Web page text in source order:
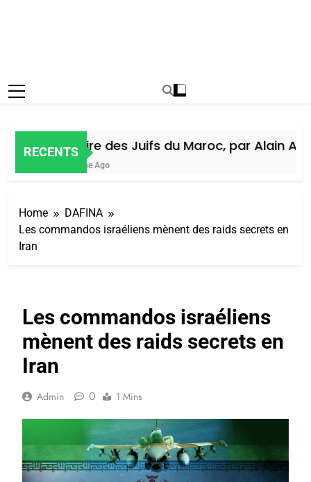
RECENTS
Histoire des Juifs du Maroc, par Alain
1 Semaine Ago
Home
DAFINA
Les commandos israéliens mènent des raids secrets en
Iran
Les commandos israéliens
mènent des raids secrets en
Iran
Admin 0 1 Mins